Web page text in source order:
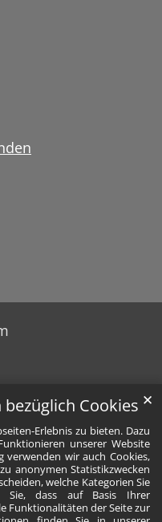
Cookies
Erlebnis zu bieten. Dazu
unserer Website
wir auch Cookies,
anonymen Statistikzwecken
welche Kategorien Sie
Sie, dass auf Basis Ihrer
Funktionalitäten der Seite zur
✕